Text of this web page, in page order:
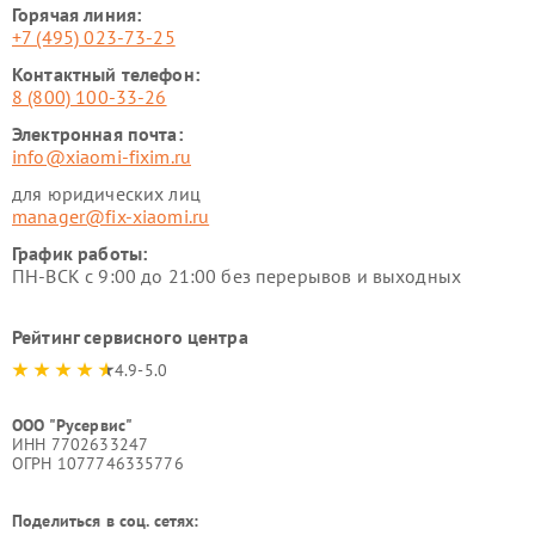
Горячая линия:
+7 (495) 023-73-25
Контактный телефон:
8 (800) 100-33-26
Электронная почта:
info@xiaomi-fixim.ru
для юридических лиц
manager@fix-xiaomi.ru
График работы:
ПН-ВСК с 9:00 до 21:00 без перерывов и выходных
Рейтинг сервисного центра
4.9-5.0
ООО "Русервис"
ИНН 7702633247
ОГРН 1077746335776
Поделиться в соц. сетях: